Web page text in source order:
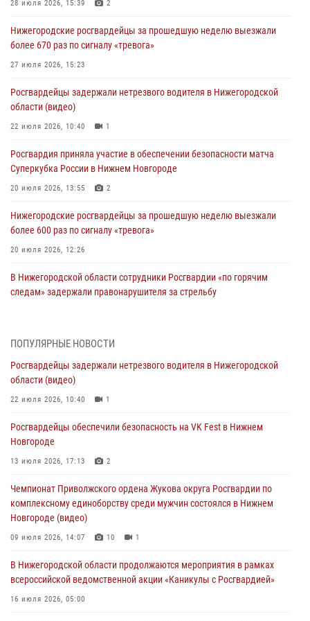
28 июля 2026, 15:39 2
Нижегородские росгвардейцы за прошедшую неделю выезжали
более 670 раз по сигналу «тревога»
27 июля 2026, 15:23
Росгвардейцы задержали нетрезвого водителя в Нижегородской
области (видео)
22 июля 2026, 10:40 1
Росгвардия приняла участие в обеспечении безопасности матча
Суперкубка России в Нижнем Новгороде
20 июля 2026, 13:55 2
Нижегородские росгвардейцы за прошедшую неделю выезжали
более 600 раз по сигналу «тревога»
20 июля 2026, 12:26
В Нижегородской области сотрудники Росгвардии «по горячим
следам» задержали правонарушителя за стрельбу
В Нижегородской области продолжаются мероприятия в рамках
16 июля 2026, 05:00
Росгвардейцы обеспечили безопасность на VK Fest в Нижнем
13 июля 2026, 17:13
Нижегородские росгвардейцы за прошедшую неделю выезжали
13 июля 2026, 06:45
Росгвардейцы предотвратили серию краж в Нижнем Новгороде
10 июля 2026, 09:38
ПОПУЛЯРНЫЕ НОВОСТИ
Росгвардейцы задержали нетрезвого водителя в Нижегородской
области (видео)
22 июля 2026, 10:40 1
Росгвардейцы обеспечили безопасность на VK Fest в Нижнем
Новгороде
13 июля 2026, 17:13 2
Чемпионат Приволжского ордена Жукова округа Росгвардии по
комплексному единоборству среди мужчин состоялся в Нижнем
Новгороде (видео)
09 июля 2026, 14:07 10 1
В Нижегородской области продолжаются мероприятия в рамках
всероссийской ведомственной акции «Каникулы с Росгвардией»
16 июля 2026, 05:00